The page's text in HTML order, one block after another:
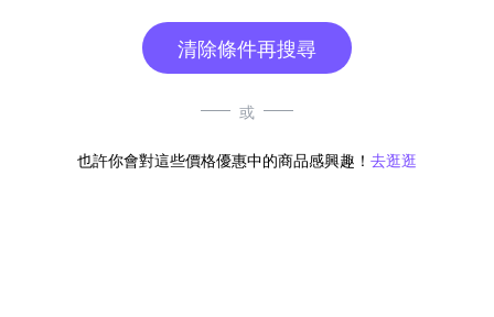
清除條件再搜尋
或
也許你會對這些價格優惠中的商品感興趣！ 去逛逛